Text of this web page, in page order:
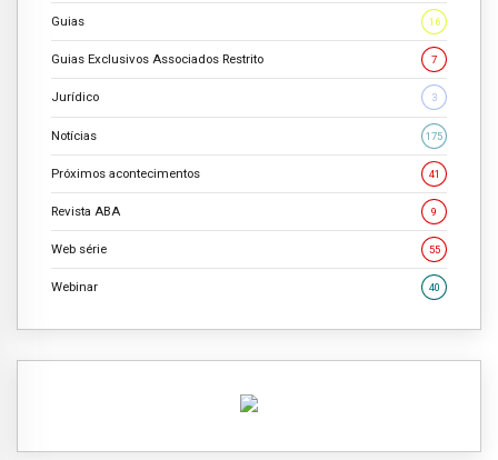
Guias 16
Guias Exclusivos Associados Restrito 7
Jurídico 3
Notícias 175
Próximos acontecimentos 41
Revista ABA 9
Web série 55
Webinar 40